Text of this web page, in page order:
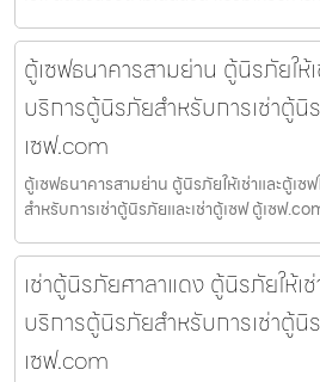
ตู้เซฟธนาคารสามย่าน ตู้นิรภัยให้เ
บริการตู้นิรภัยสำหรับการเช่าตู้นิ
เซฟ.com
ตู้เซฟธนาคารสามย่าน ตู้นิรภัยให้เช่าและตู้เซ
สำหรับการเช่าตู้นิรภัยและเช่าตู้เซฟ ตู้เซฟ
เช่าตู้นิรภัยศาลาแดง ตู้นิรภัยให้เช่
บริการตู้นิรภัยสำหรับการเช่าตู้นิ
เซฟ.com